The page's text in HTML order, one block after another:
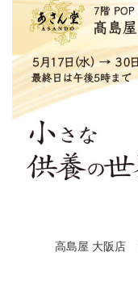
高島屋 大阪店